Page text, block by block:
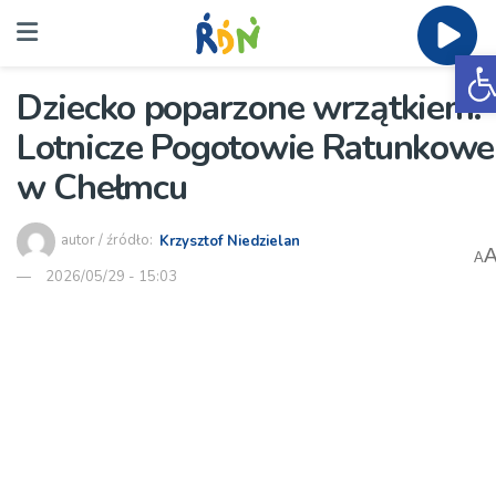
Dziecko poparzone wrzątkiem.
Lotnicze Pogotowie Ratunkowe
w Chełmcu
autor / źródło: Krzysztof Niedzielan
2026/05/29 - 15:03
A